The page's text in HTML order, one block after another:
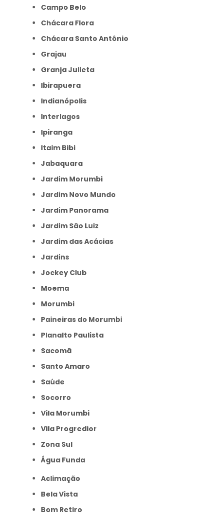
Campo Belo
Chácara Flora
Chácara Santo Antônio
Grajau
Granja Julieta
Ibirapuera
Indianópolis
Interlagos
Ipiranga
Itaim Bibi
Jabaquara
Jardim Morumbi
Jardim Novo Mundo
Jardim Panorama
Jardim São Luiz
Jardim das Acácias
Jardins
Jockey Club
Moema
Morumbi
Paineiras do Morumbi
Planalto Paulista
Sacomã
Santo Amaro
Saúde
Socorro
Vila Morumbi
Vila Progredior
Zona Sul
Água Funda
Aclimação
Bela Vista
Bom Retiro